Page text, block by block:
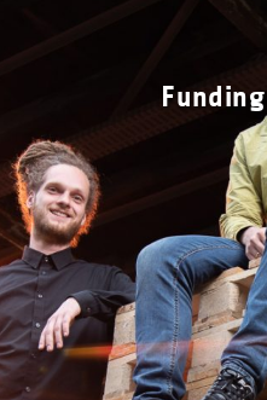
Funding